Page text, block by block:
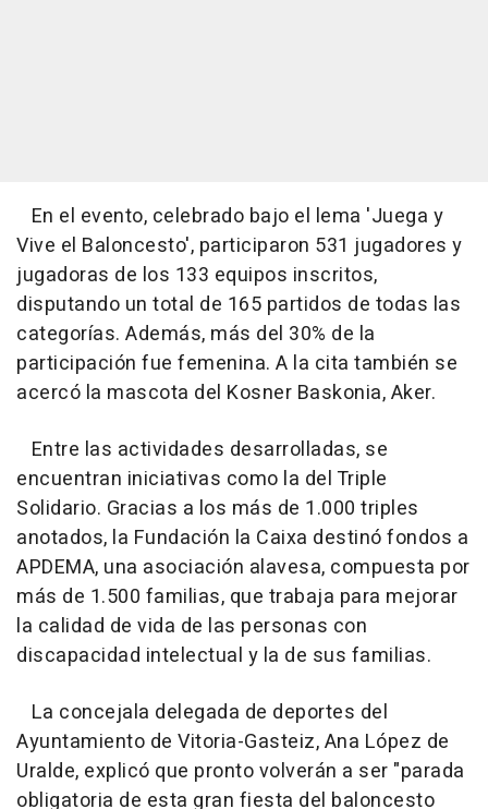
En el evento, celebrado bajo el lema 'Juega y
Vive el Baloncesto', participaron 531 jugadores y
jugadoras de los 133 equipos inscritos,
disputando un total de 165 partidos de todas las
categorías. Además, más del 30% de la
participación fue femenina. A la cita también se
acercó la mascota del Kosner Baskonia, Aker.
Entre las actividades desarrolladas, se
encuentran iniciativas como la del Triple
Solidario. Gracias a los más de 1.000 triples
anotados, la Fundación la Caixa destinó fondos a
APDEMA, una asociación alavesa, compuesta por
más de 1.500 familias, que trabaja para mejorar
la calidad de vida de las personas con
discapacidad intelectual y la de sus familias.
La concejala delegada de deportes del
Ayuntamiento de Vitoria-Gasteiz, Ana López de
Uralde, explicó que pronto volverán a ser "parada
obligatoria de esta gran fiesta del baloncesto